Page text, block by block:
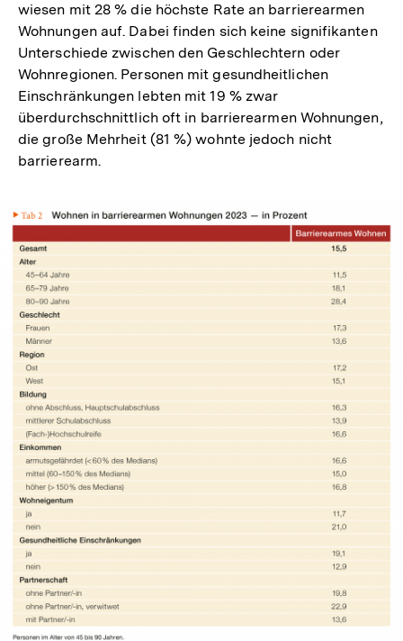
wiesen mit 28 % die höchste Rate an barrierearmen
Wohnungen auf. Dabei finden sich keine signifikanten
Unterschiede zwischen den Geschlechtern oder
Wohnregionen. Personen mit gesundheitlichen
Einschränkungen lebten mit 19 % zwar
überdurchschnittlich oft in barrierearmen Wohnungen,
die große Mehrheit (81 %) wohnte jedoch nicht
barrierearm.